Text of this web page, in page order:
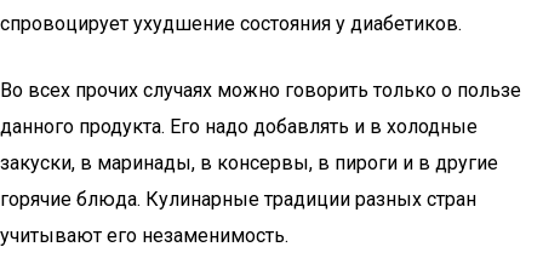
спровоцирует ухудшение состояния у диабетиков.
Во всех прочих случаях можно говорить только о пользе
данного продукта. Его надо добавлять и в холодные
закуски, в маринады, в консервы, в пироги и в другие
горячие блюда. Кулинарные традиции разных стран
учитывают его незаменимость.